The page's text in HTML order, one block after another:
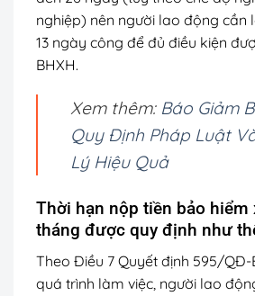
nghiệp) nên người lao động cần
13 ngày công để đủ điều kiện
BHXH.
Xem thêm: Báo Giảm
Quy Định Pháp Luật
Lý Hiệu Quả
Thời hạn nộp tiền bảo hiểm
tháng được quy định như
Theo Điều 7 Quyết định 595/QĐ-
quá trình làm việc, người lao